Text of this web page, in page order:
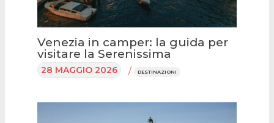
Venezia in camper: la guida per
visitare la Serenissima
28 MAGGIO 2026 / DESTINAZIONI